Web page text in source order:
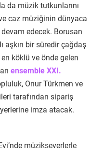
da müzik tutkunlarını
caz müziğinin dünyaca
edecek. Borusan
aşkın bir süredir çağdaş
en köklü ve önde gelen
ensemble XXI.
Onur Türkmen ve
tarafından sipariş
imza atacak.
müzikseverlerle